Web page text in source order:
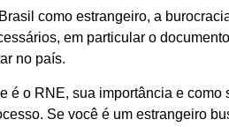
como estrangeiro, a
em particular o
no país.
é o RNE, sua importância e
Se você é um estrangeiro